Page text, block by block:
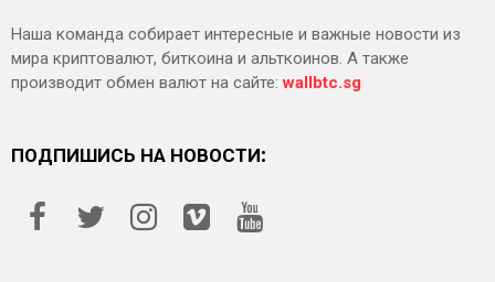
Наша команда собирает интересные и важные новости из
мира криптовалют, биткоина и альткоинов. А также
производит обмен валют на сайте:wallbtc.sg
ПОДПИШИСЬ НА НОВОСТИ: